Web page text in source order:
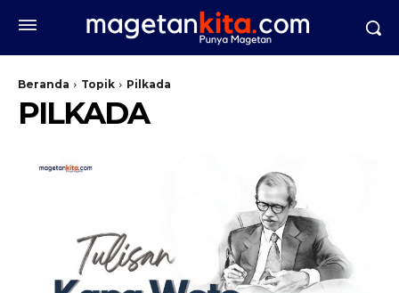
Beranda Topik Pilkada
PILKADA